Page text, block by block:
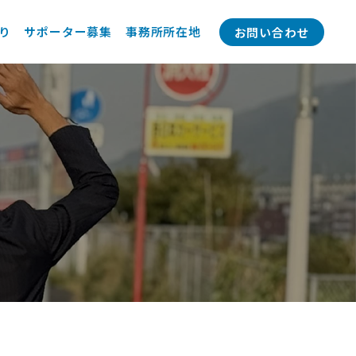
サポーター募集 事務所所在地 お問い合わせ